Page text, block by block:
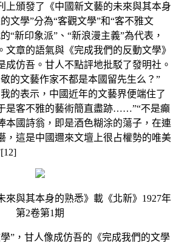
上頒發了《中國新文藝的未來與其本身
文學”分為“客觀文學”和“客不雅文
“新印象派”、“新浪漫主義”為代表，
文章的語氣與《完成我們的反動文學》
成仿吾。甘人不點評地批駁了發明社。
的文藝作家不都是本國留先生么？”
的表示，中國近年的文藝界便端住了
是客不雅的藝術簡直盡跡……”“不是癲
本國詩翁，即是酒色糊涂的蕩子，在連
，這是中國邇來文壇上很占權勢的唯美
來與其本身的熟悉》載《北新》1927年
第2卷第1期
”，甘人像成仿吾的《完成我們的文學